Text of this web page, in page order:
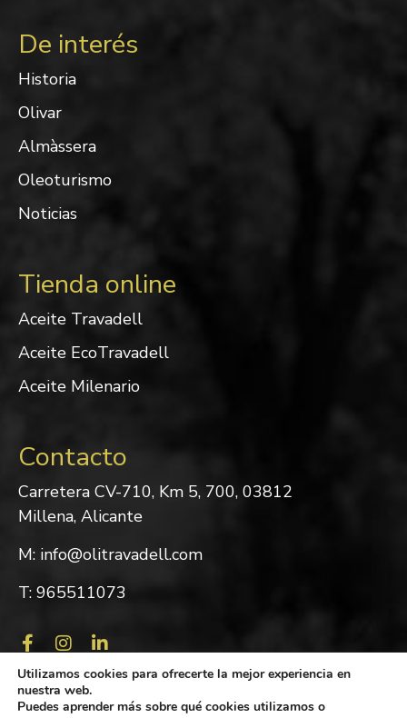
De interés
Historia
Olivar
Almàssera
Oleoturismo
Noticias
Tienda online
Aceite Travadell
Aceite EcoTravadell
Aceite Milenario
Contacto
Carretera CV-710, Km 5, 700, 03812
Millena, Alicante
M: info@olitravadell.com
T: 965511073
© 2022 Almàssera de Millena
Utilizamos cookies para ofrecerte la mejor experiencia en
nuestra web.
Puedes aprender más sobre qué cookies utilizamos o